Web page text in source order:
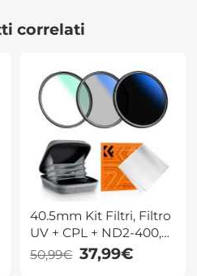
correlati
40.5mm Kit Filtri, Filtro
UV + CPL + ND2-400,
Filtro di Protezione
MCUV + Polarizzatore +
50,99€ 37,99€